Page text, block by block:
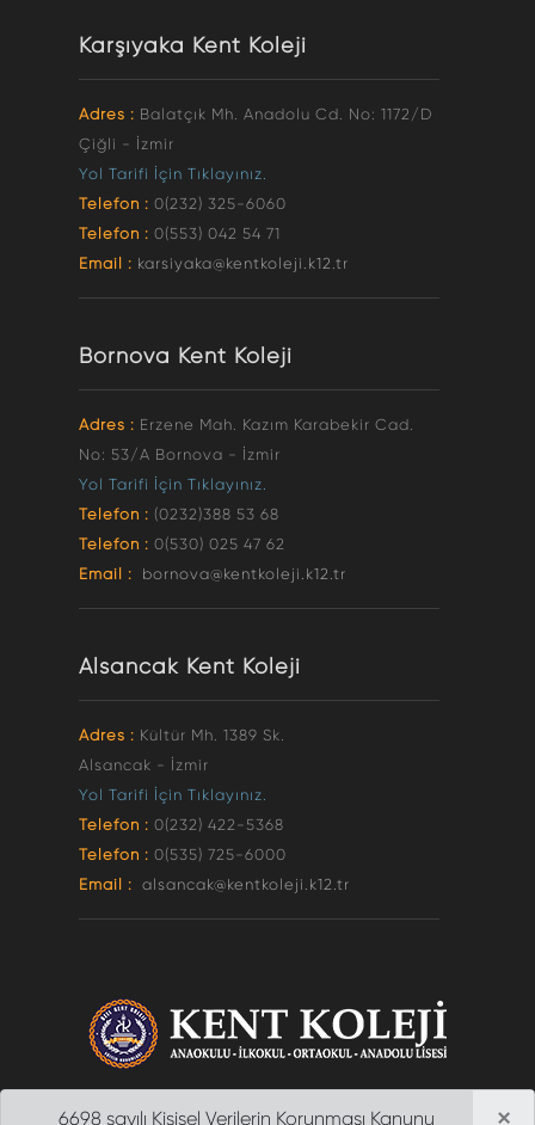
6698 sayılı Kişisel Verilerin Korunması Kanunu
Karşıyaka Kent Koleji
Adres : Balatçık Mh. Anadolu Cd. No: 1172/D
Çiğli - İzmir
Yol Tarifi İçin Tıklayınız.
Telefon : 0(232) 325-6060
Telefon : 0(553) 042 54 71
Email : karsiyaka@kentkoleji.k12.tr
Bornova Kent Koleji
Adres : Erzene Mah. Kazım Karabekir Cad.
No: 53/A Bornova - İzmir
Yol Tarifi İçin Tıklayınız.
Telefon : (0232)388 53 68
Telefon : 0(530) 025 47 62
Email :
bornova@kentkoleji.k12.tr
Alsancak Kent Koleji
Adres : Kültür Mh. 1389 Sk.
Alsancak - İzmir
Yol Tarifi İçin Tıklayınız.
Telefon : 0(232) 422-5368
Telefon : 0(535) 725-6000
Email : alsancak@kentkoleji.k12.tr